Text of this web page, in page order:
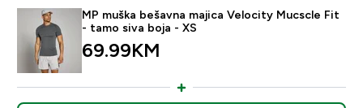
MP muška bešavna majica Velocity Mucscle Fit
- tamo siva boja - XS
69.99KM‎